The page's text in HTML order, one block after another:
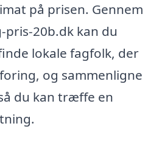
på prisen. Gennem
20b.dk kan du
lokale fagfolk, der
og sammenligne
du kan træffe en